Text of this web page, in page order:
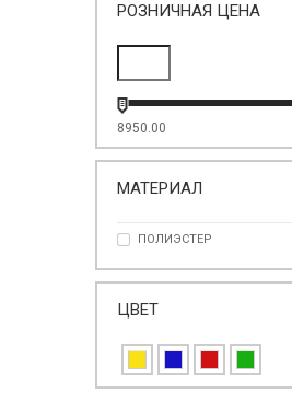
РОЗНИЧНАЯ ЦЕНА
8950.00
МАТЕРИАЛ
ПОЛИЭСТЕР
ЦВЕТ